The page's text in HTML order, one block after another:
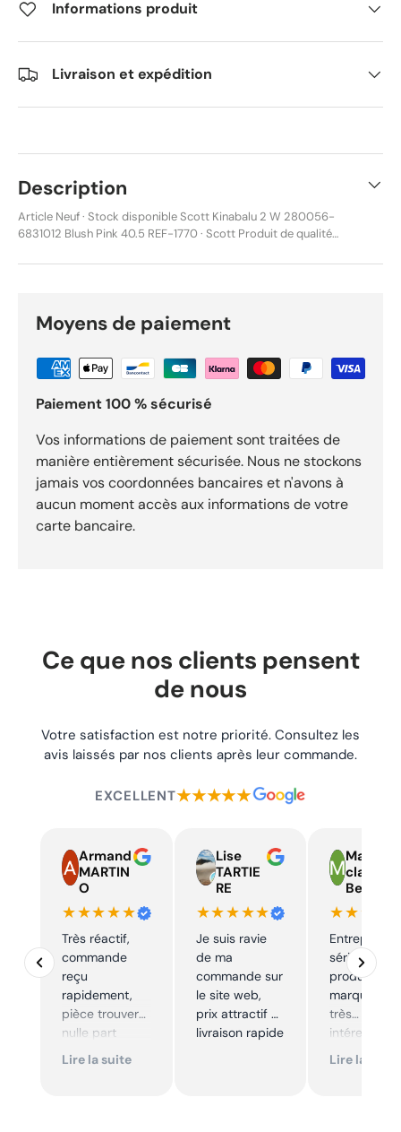
Informations produit
Livraison et expédition
Description
Article Neuf · Stock disponible Scott Kinabalu 2 W 280056-
6831012 Blush Pink 40.5 REF-1770 · Scott Produit de qualité
sous 24h. Description Chaussures Scott Kinabalu 2 version
Dark Purple, modèle polyvalent offrant accroche, stabilité et
confort sur sentiers techniques comme sur terrains mixtes.
Marque : Scott Modèle : Kinabalu 2 W Référence : 280056-
Équivalence : US 9 / UK 6.5 / JP 26 Catégorie : Trail /
boîte d’origine. État : Neuf Produit d'origine (Scott) Ref
vendeur M Caractéristiques Marque Scott Référence REF-
Produit soigneusement sélectionné et contrôlé avant
expédition. Vendu neuf dans son emballage d'origine.
Expédition rapide Commande préparée et expédiée sous
Moyens de paiement
Paiement 100 % sécurisé
Vos informations de paiement sont traitées de
manière entièrement sécurisée. Nous ne stockons
jamais vos coordonnées bancaires et n'avons à
aucun moment accès aux informations de votre
carte bancaire.
Ce que nos clients pensent
de nous
Votre satisfaction est notre priorité. Consultez les
avis laissés par nos clients après leur commande.
EXCELLENT★★★★★
Armand
MARTIN
O
★★★★★
Très réactif,
commande
reçu
rapidement,
pièce trouver
nulle part
ailleurs et
Lire la suite
Lise
TARTIE
RE
★★★★★
Je suis ravie
de ma
commande sur
le site web,
prix attractif et
livraison rapide
Marie
claire
Beelen
Entreprise
sérieuse,
produits de
marque à
très
Excellent
Lire la suite